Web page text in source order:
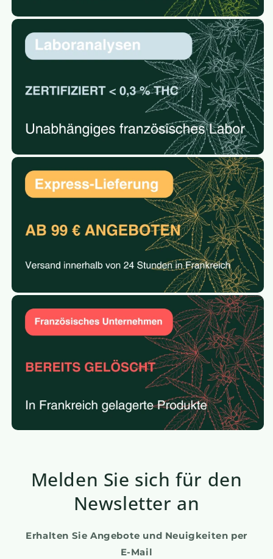
Melden Sie sich für den
Newsletter an
Erhalten Sie Angebote und Neuigkeiten per
E-Mail